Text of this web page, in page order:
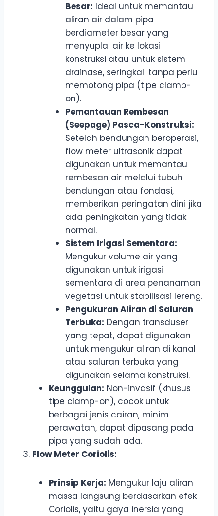
Besar: Ideal untuk memantau
aliran air dalam pipa
berdiameter besar yang
menyuplai air ke lokasi
konstruksi atau untuk sistem
drainase, seringkali tanpa perlu
memotong pipa (tipe clamp-
on).
Pemantauan Rembesan
(Seepage) Pasca-Konstruksi:
Setelah bendungan beroperasi,
flow meter ultrasonik dapat
digunakan untuk memantau
rembesan air melalui tubuh
bendungan atau fondasi,
memberikan peringatan dini jika
ada peningkatan yang tidak
normal.
Sistem Irigasi Sementara:
Mengukur volume air yang
digunakan untuk irigasi
sementara di area penanaman
vegetasi untuk stabilisasi lereng.
Pengukuran Aliran di Saluran
Terbuka: Dengan transduser
yang tepat, dapat digunakan
untuk mengukur aliran di kanal
atau saluran terbuka yang
digunakan selama konstruksi.
Keunggulan: Non-invasif (khusus
tipe clamp-on), cocok untuk
berbagai jenis cairan, minim
perawatan, dapat dipasang pada
pipa yang sudah ada.
Flow Meter Coriolis:
Prinsip Kerja: Mengukur laju aliran
massa langsung berdasarkan efek
Coriolis, yaitu gaya inersia yang